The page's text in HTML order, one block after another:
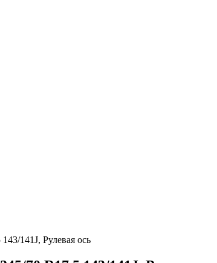
141J, Рулевая ось